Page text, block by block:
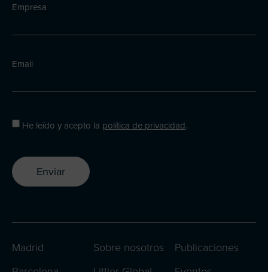
Empresa
Email
He leído y acepto la política de privacidad.
Enviar
Sobre nosotros
Publicaciones
Madrid